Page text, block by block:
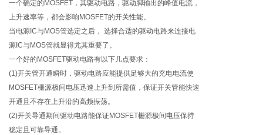
一个确定的MOSFET，其驱动电路，驱动脚输出的峰值电流，
上升速率等，都会影响MOSFET的开关性能。
当电源IC与MOS管选定之后， 选择合适的驱动电路来连接电
源IC与MOS管就显得尤其重要了。
一个好的MOSFET驱动电路有以下几点要求：
(1)开关管开通瞬时，驱动电路应能提供足够大的充电电流使
MOSFET栅源极间电压迅速上升到所需值，保证开关管能快速
开通且不存在上升沿的高频振荡。
(2)开关导通期间驱动电路能保证MOSFET栅源极间电压保持
稳定且可靠导通。